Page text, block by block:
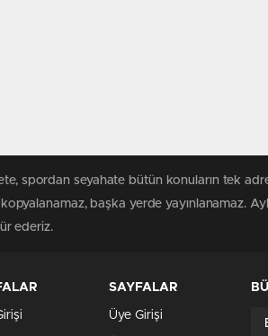
spordan seyahate bütün konuların tek
başka yerde yayınlanamaz.
ederiz.
SAYFALAR
Üye Girişi